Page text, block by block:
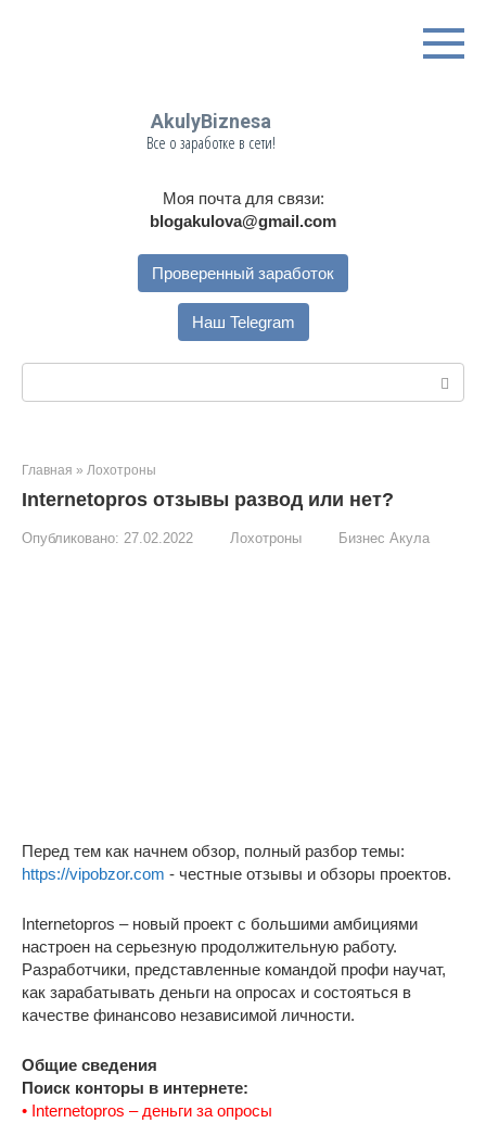
AkulyBiznesa
Все о заработке в сети!
Моя почта для связи:
blogakulova@gmail.com
Проверенный заработок
Наш Telegram
Главная » Лохотроны
Internetopros отзывы развод или нет?
Опубликовано: 27.02.2022 Лохотроны Бизнес Акула
Перед тем как начнем обзор, полный разбор темы:
https://vipobzor.com - честные отзывы и обзоры проектов.
Internetopros – новый проект с большими амбициями
настроен на серьезную продолжительную работу.
Разработчики, представленные командой профи научат,
как зарабатывать деньги на опросах и состояться в
качестве финансово независимой личности.
Общие сведения
Поиск конторы в интернете:
• Internetopros – деньги за опросы